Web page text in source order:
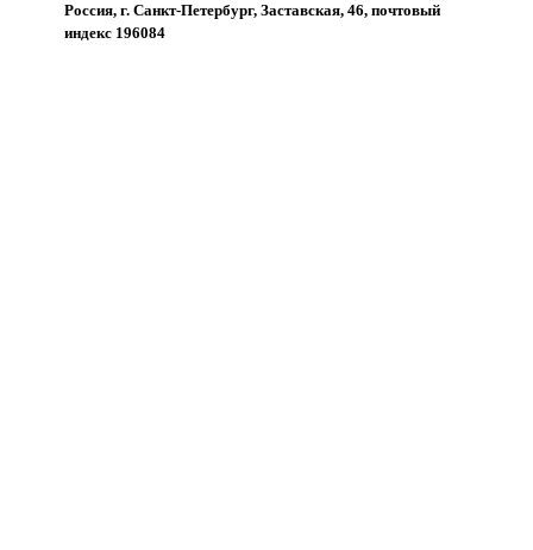
Россия, г. Санкт-Петербург, Заставская, 46, почтовый
индекс 196084